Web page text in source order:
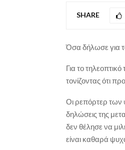
SHARE
Όσα δήλωσε για
Για το
τονίζοντας ότι
Οι ρεπόρτερ των
δηλώσεις της
δεν θέλησε να
είναι καθαρά